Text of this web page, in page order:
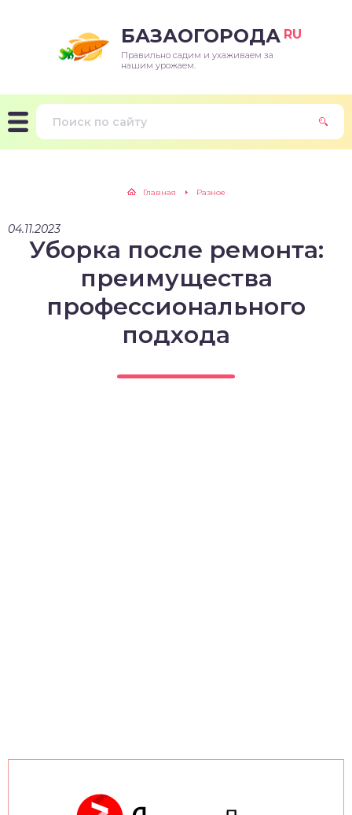
БАЗАОГОРОДА RU
Правильно садим и ухаживаем за
нашим урожаем.
Главная Разное
04.11.2023
Уборка после ремонта:
преимущества
профессионального
подхода